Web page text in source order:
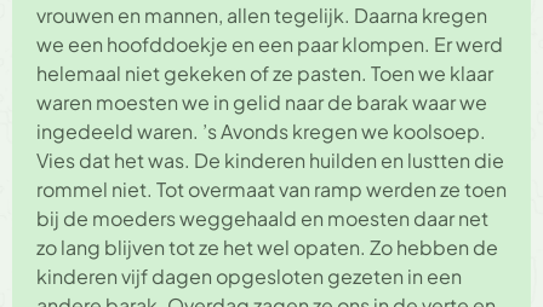
vrouwen en mannen, allen tegelijk. Daarna kregen
we een hoofddoekje en een paar klompen. Er werd
helemaal niet gekeken of ze pasten. Toen we klaar
waren moesten we in gelid naar de barak waar we
ingedeeld waren. ’s Avonds kregen we koolsoep.
Vies dat het was. De kinderen huilden en lustten die
rommel niet. Tot overmaat van ramp werden ze toen
bij de moeders weggehaald en moesten daar net
zo lang blijven tot ze het wel opaten. Zo hebben de
kinderen vijf dagen opgesloten gezeten in een